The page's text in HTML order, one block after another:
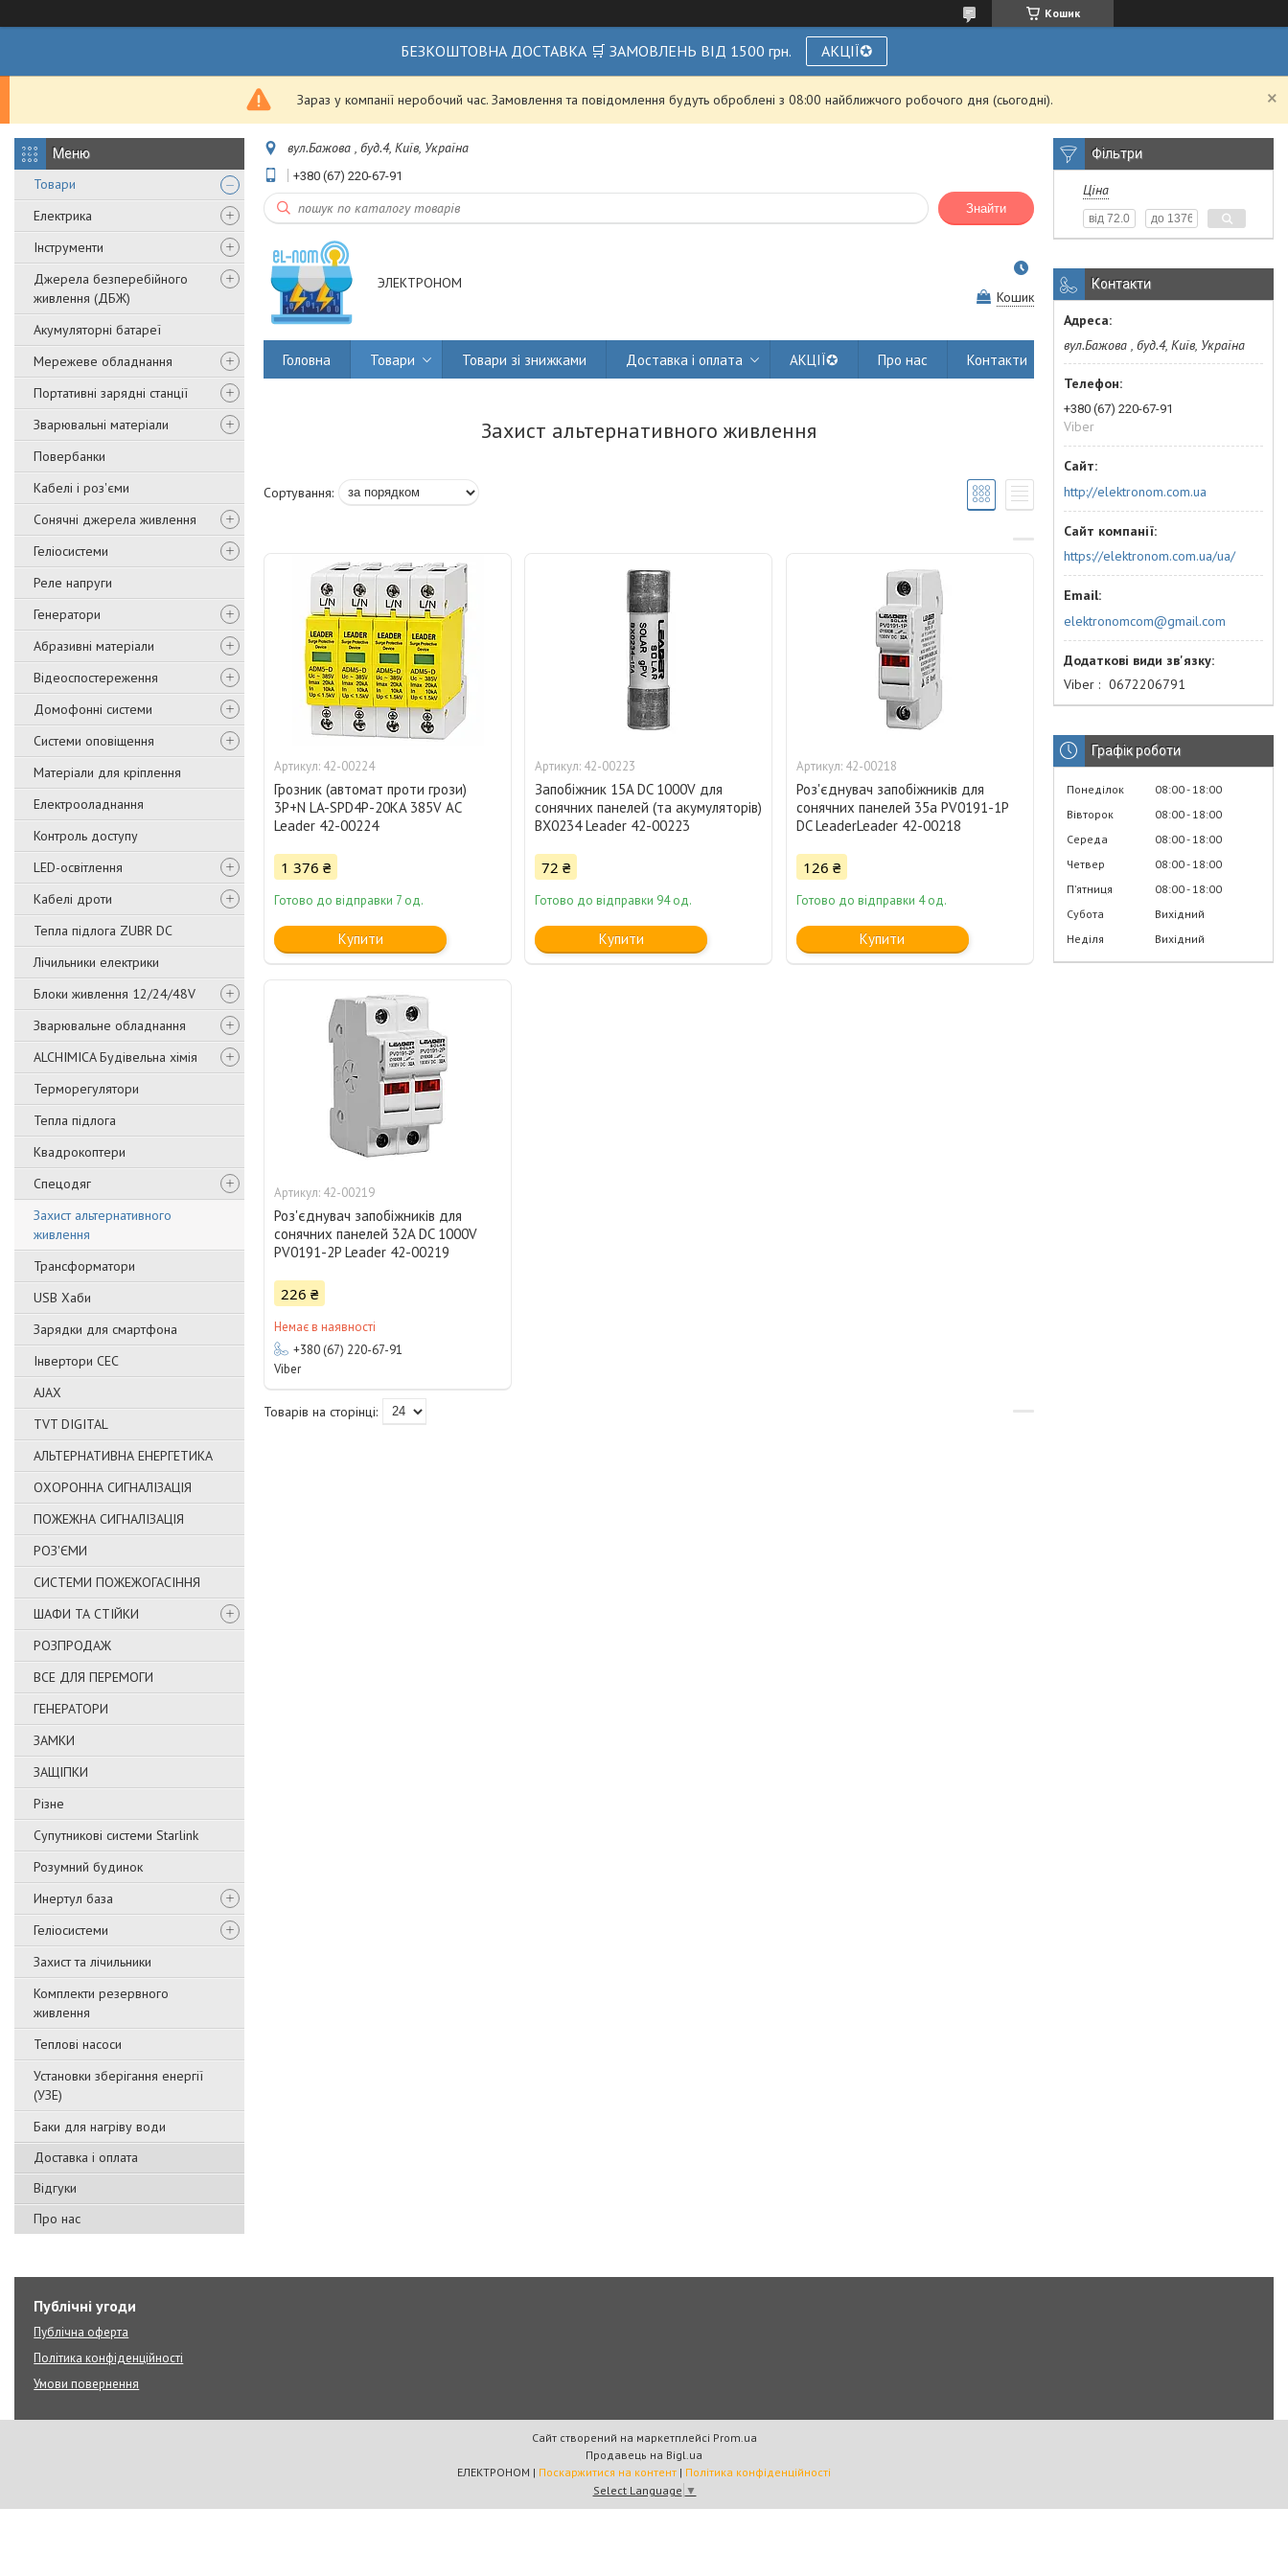
Кошик
БЕЗКОШТОВНА ДОСТАВКА 🛒 ЗАМОВЛЕНЬ ВІД 1500 грн. АКЦІЇ✪
Зараз у компанії неробочий час. Замовлення та повідомлення будуть оброблені з 08:00 найближчого робочого дня (сьогодні).
Товари
Електрика
Інструменти
Джерела безперебійного
живлення (ДБЖ)
Акумуляторні батареї
Мережеве обладнання
Портативні зарядні станції
Зварювальні матеріали
Повербанки
Кабелі і роз'єми
Сонячні джерела живлення
Геліосистеми
Реле напруги
Генератори
Абразивні матеріали
Відеоспостереження
Домофонні системи
Системи оповіщення
Матеріали для кріплення
Електрооладнання
Контроль доступу
LED-освітлення
Кабелі дроти
Тепла підлога ZUBR DC
Лічильники електрики
Блоки живлення 12/24/48V
Зварювальне обладнання
ALCHIMICA Будівельна хімія
Терморегулятори
Тепла підлога
Квадрокоптери
Спецодяг
Захист альтернативного
живлення
Трансформатори
USB Хаби
Зарядки для смартфона
Інвертори СЕС
AJAX
TVT DIGITAL
АЛЬТЕРНАТИВНА ЕНЕРГЕТИКА
ОХОРОННА СИГНАЛІЗАЦІЯ
ПОЖЕЖНА СИГНАЛІЗАЦІЯ
РОЗ'ЄМИ
СИСТЕМИ ПОЖЕЖОГАСІННЯ
ШАФИ ТА СТІЙКИ
РОЗПРОДАЖ
ВСЕ ДЛЯ ПЕРЕМОГИ
ГЕНЕРАТОРИ
ЗАМКИ
ЗАЩІПКИ
Різне
Супутникові системи Starlink
Розумний будинок
Инертул база
Геліосистеми
Захист та лічильники
Комплекти резервного
живлення
Теплові насоси
Установки зберігання енергії
(УЗЕ)
Баки для нагріву води
Доставка і оплата
Відгуки
Про нас
вул.Бажова , буд.4, Київ, Україна
+380 (67) 220-67-91
Знайти
ЭЛЕКТРОНОМ
Кошик
Головна Товари Товари зі знижками Доставка і оплата АКЦІЇ✪ Про нас Контакти
Захист альтернативного живлення
42-00224
Грозник (автомат проти грози)
3P+N LA-SPD4P-20KA 385V AC
Leader 42-00224
1 376 ₴
Готово до відправки 7 од.
Купити
42-00223
Запобіжник 15A DC 1000V для
сонячних панелей (та акумуляторів)
BX0234 Leader 42-00223
72 ₴
Готово до відправки 94 од.
Купити
42-00218
Роз'єднувач запобіжників для
сонячних панелей 35а PV0191-1P
DC LeaderLeader 42-00218
126 ₴
Готово до відправки 4 од.
Купити
42-00219
Роз'єднувач запобіжників для
сонячних панелей 32A DC 1000V
PV0191-2P Leader 42-00219
226 ₴
Немає в наявності
+380 (67) 220-67-91
Viber
Фільтри
Ціна
Контакти
вул.Бажова , буд.4, Київ, Україна
+380 (67) 220-67-91
Viber
http://elektronom.com.ua
https://elektronom.com.ua/ua/
elektronomcom@gmail.com
Viber 0672206791
Графік роботи
Понеділок 08:00 18:00
Вівторок
08:00 18:00
Середа
08:00 18:00
Четвер
08:00 18:00
Пʼятниця
08:00 18:00
Субота
Вихідний
Неділя
Вихідний
Публічні угоди
Публічна оферта
Політика конфіденційності
Умови повернення
Сайт створений на маркетплейсі Prom.ua
Продавець на Bigl.ua
ЕЛЕКТРОНОМ | Поскаржитися на контент | Політика конфіденційності
Select Language ▼